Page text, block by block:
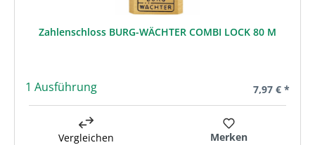
Zahlenschloss BURG-WÄCHTER COMBI LOCK 80 M
1 Ausführung Regulärer
7,97 € *
Vergleichen Merken